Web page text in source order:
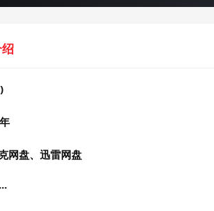
网盘、迅雷网盘